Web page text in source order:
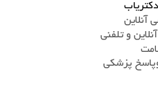
آنلاین
و تلفنی
پزشکی